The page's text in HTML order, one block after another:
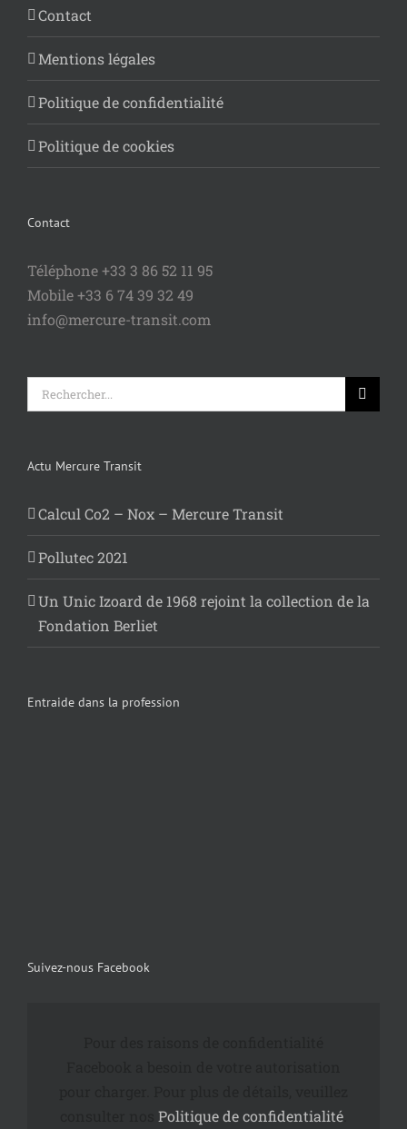
Contact
Mentions légales
Politique de confidentialité
Politique de cookies
Contact
Téléphone +33 3 86 52 11 95
Mobile +33 6 74 39 32 49
info@mercure-transit.com
Rechercher:
Actu Mercure Transit
Calcul Co2 – Nox – Mercure Transit
Pollutec 2021
Un Unic Izoard de 1968 rejoint la collection de la
Fondation Berliet
Entraide dans la profession
Suivez-nous Facebook
Politique de confidentialité